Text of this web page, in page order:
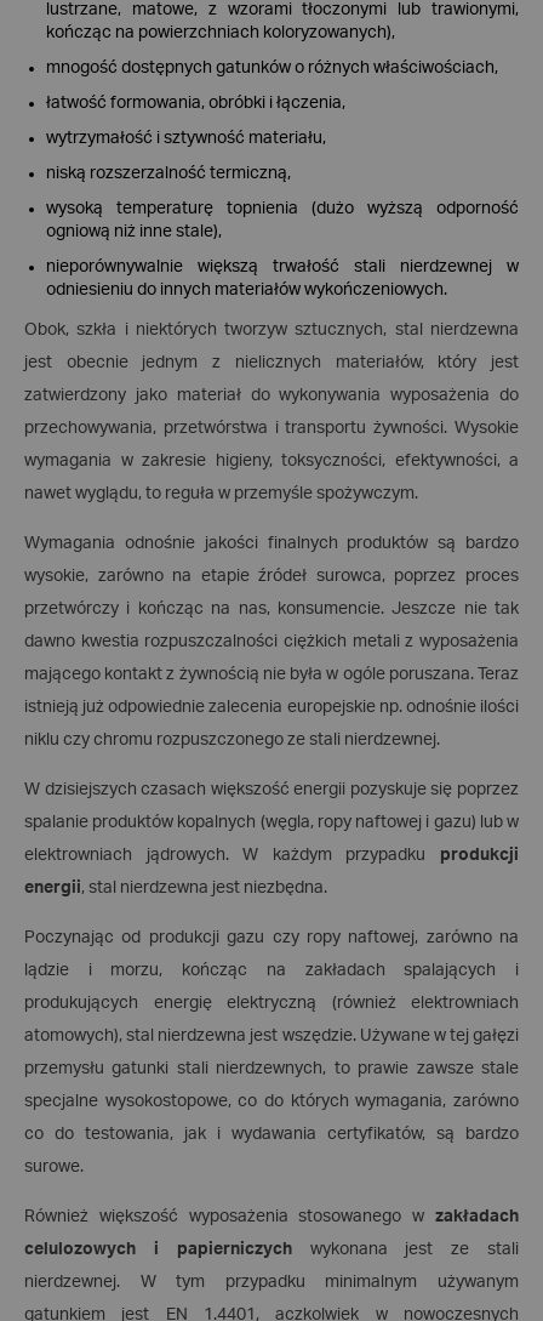
lustrzane, matowe, z wzorami tłoczonymi lub trawionymi,
kończąc na powierzchniach koloryzowanych),
mnogość dostępnych gatunków o różnych właściwościach,
łatwość formowania, obróbki i łączenia,
wytrzymałość i sztywność materiału,
niską rozszerzalność termiczną,
wysoką temperaturę topnienia (dużo wyższą odporność
ogniową niż inne stale),
nieporównywalnie większą trwałość stali nierdzewnej w
odniesieniu do innych materiałów wykończeniowych.
Obok, szkła i niektórych tworzyw sztucznych, stal nierdzewna
jest obecnie jednym z nielicznych materiałów, który jest
zatwierdzony jako materiał do wykonywania wyposażenia do
przechowywania, przetwórstwa i transportu żywności. Wysokie
wymagania w zakresie higieny, toksyczności, efektywności, a
nawet wyglądu, to reguła w przemyśle spożywczym.
Wymagania odnośnie jakości finalnych produktów są bardzo
wysokie, zarówno na etapie źródeł surowca, poprzez proces
przetwórczy i kończąc na nas, konsumencie. Jeszcze nie tak
dawno kwestia rozpuszczalności ciężkich metali z wyposażenia
mającego kontakt z żywnością nie była w ogóle poruszana. Teraz
istnieją już odpowiednie zalecenia europejskie np. odnośnie ilości
niklu czy chromu rozpuszczonego ze stali nierdzewnej.
W dzisiejszych czasach większość energii pozyskuje się poprzez
spalanie produktów kopalnych (węgla, ropy naftowej i gazu) lub w
elektrowniach jądrowych. W każdym przypadku produkcji
energii, stal nierdzewna jest niezbędna.
Poczynając od produkcji gazu czy ropy naftowej, zarówno na
lądzie i morzu, kończąc na zakładach spalających i
produkujących energię elektryczną (również elektrowniach
atomowych), stal nierdzewna jest wszędzie. Używane w tej gałęzi
przemysłu gatunki stali nierdzewnych, to prawie zawsze stale
specjalne wysokostopowe, co do których wymagania, zarówno
co do testowania, jak i wydawania certyfikatów, są bardzo
surowe.
Również większość wyposażenia stosowanego w zakładach
celulozowych i papierniczychwykonana jest ze stali
nierdzewnej. W tym przypadku minimalnym używanym
gatunkiem jest EN 1.4401, aczkolwiek w nowoczesnych